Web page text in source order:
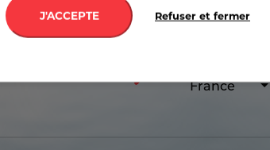
J'ACCEPTE Refuser et fermer
France